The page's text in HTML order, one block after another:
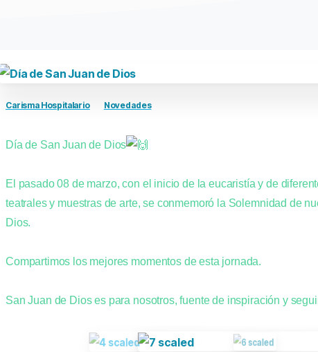
Carisma Hospitalario Novedades
Día de San Juan de Dios
El pasado 08 de marzo, con el inicio de la eucaristía y de
teatrales y muestras de arte, se conmemoró la Solemnidad de
Dios.
Compartimos los mejores momentos de esta jornada.
San Juan de Dios es para nosotros, fuente de inspiración y